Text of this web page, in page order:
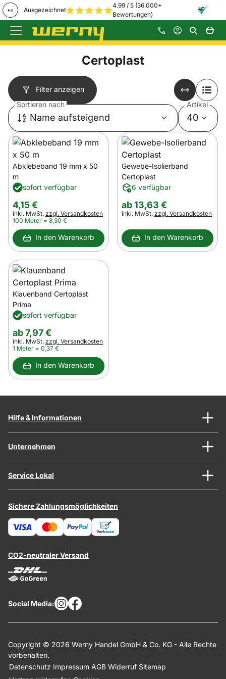
Ausgezeichnet
4.99 / 5 (36.000+
Bewertungen)
Zum Hauptinhalt springen
Certoplast
Filter anzeigen
Sortieren nach
Name aufsteigend
Artikel
40
Abklebeband 19 mm x 50
m
sofort verfügbar
4,15€
Steuerhinweis:
inkl. MwSt. zzgl. Versandkosten
100 Meter = 8,30 €
In den Warenkorb
Gewebe-Isolierband
Certoplast
6 verfügbar
ab:
ab13,63 €
Steuerhinweis:
inkl. MwSt. zzgl. Versandkosten
In den Warenkorb
Klauenband Certoplast
Prima
sofort verfügbar
ab:
ab7,97€
Steuerhinweis:
inkl. MwSt. zzgl. Versandkosten
1 Meter = 0,37 €
In den Warenkorb
Hilfe & Informationen
Unternehmen
Service Lokal
Sichere Zahlungsmöglichkeiten
CO2-neutraler Versand
Social Media:
Copyright © 2026 Werny Handel GmbH & Co. KG - Alle Rechte
vorbehalten.
Datenschutz Impressum AGB Widerruf Sitemap